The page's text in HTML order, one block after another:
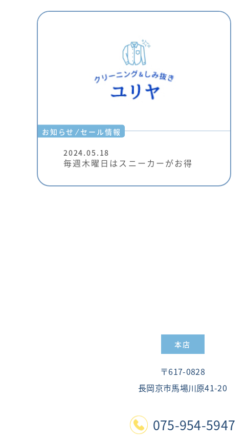
お知らせ ⁄セール情報
2024.05.18
毎週木曜日はスニーカーがお得
本店
〒617-0828
長岡京市馬場川原41-20
075-954-5947